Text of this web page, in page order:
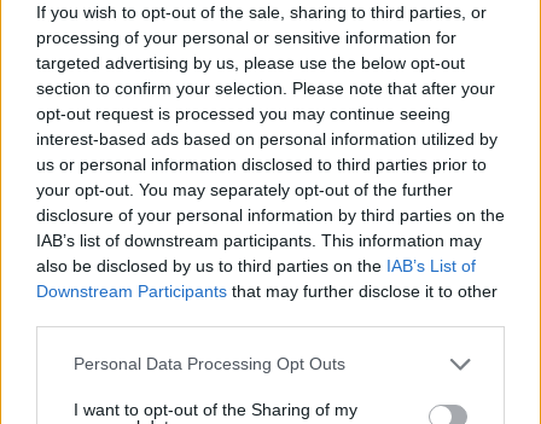
If you wish to opt-out of the sale, sharing to third parties, or
processing of your personal or sensitive information for
targeted advertising by us, please use the below opt-out
section to confirm your selection. Please note that after your
opt-out request is processed you may continue seeing
interest-based ads based on personal information utilized by
us or personal information disclosed to third parties prior to
your opt-out. You may separately opt-out of the further
disclosure of your personal information by third parties on the
IAB’s list of downstream participants. This information may
also be disclosed by us to third parties on the IAB’s List of
Downstream Participants that may further disclose it to other
Please note that this website/app uses one or more Google
not limited to your visit or usage behaviour. You may click to
Personal Data Processing Opt Outs
I want to opt-out of the Sharing of my
ΟΘωμάς Μαμάςείναι κάτοικος της περιοχής
και δραστηριοποιείται σε αυτή. Είναι επίσης
επικεφαλής της συντονιστικής επιτροπής των
κατοίκων, οι οποίοι ζητούν άμεσα έργα που θα
διασφαλίσουν τον Πλατανιά. «Τουριστικάδεν
είχαμε τίποτα όλο αυτό το διάστημα. Δεν
έχουμε ακόμη κρατήσεις. Φανταστείτε πέρυσι
τέτοια εποχή είχαμε πληρότητες για Καλοκαίρι
και Πάσχα που έφταναν το 80%. Θέλουμε έως
το Πάσχα να έχουμε τελειώσει τις
αποκαταστάσεις και στην συνέχεια να κάνουμε